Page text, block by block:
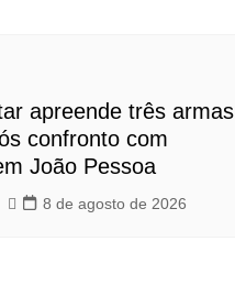
apreende três armas
confronto com
João Pessoa
8 de agosto de 2026